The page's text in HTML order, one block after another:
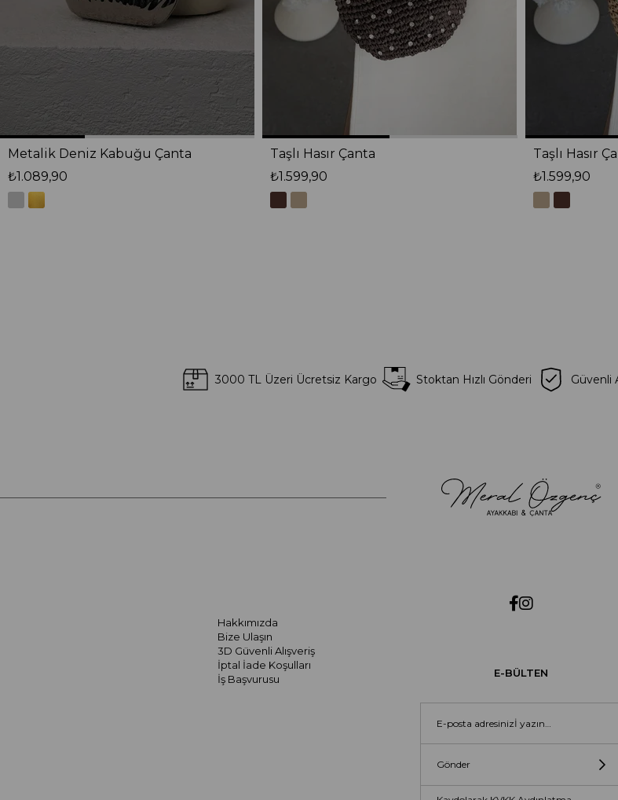
Metalik Deniz Kabuğu Çanta
₺1.089,90
Taşlı Hasır Çanta
₺1.599,90
Taşlı Hasır
₺1.599,90
3000 TL Üzeri Ücretsiz Kargo Stoktan Hızlı Gönderi Güvenli
Hakkımızda
Bize Ulaşın
3D Güvenli Alışveriş
İptal İade Koşulları
İş Başvurusu
E-BÜLTEN
Gönder